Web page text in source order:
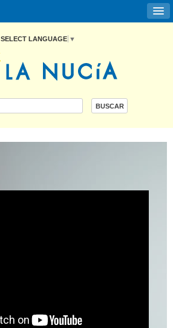
SELECT LANGUAGE ▼